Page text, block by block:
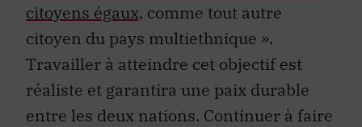
citoyens égaux, comme tout autre
citoyen du pays multiethnique ».
Travailler à atteindre cet objectif est
réaliste et garantira une paix durable
entre les deux nations. Continuer à faire